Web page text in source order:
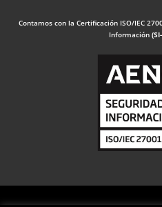
Contamos con la Certificación ISO/IEC
Información